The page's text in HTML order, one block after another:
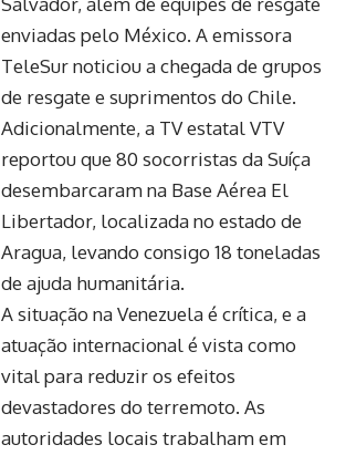
enviadas pelo México. A emissora
TeleSur noticiou a chegada de grupos
de resgate e suprimentos do Chile.
Adicionalmente, a TV estatal VTV
reportou que 80 socorristas da Suíça
desembarcaram na Base Aérea El
Libertador, localizada no estado de
Aragua, levando consigo 18 toneladas
de ajuda humanitária.
A situação na Venezuela é crítica, e a
atuação internacional é vista como
vital para reduzir os efeitos
devastadores do terremoto. As
autoridades locais trabalham em